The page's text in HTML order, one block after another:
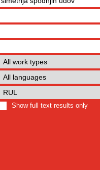
Show full text results only